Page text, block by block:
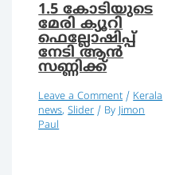
1.5 കോടിയുടെ
മേരി ക്യൂറി
ഫെല്ലോഷിപ്പ്
നേടി ആൻ
സണ്ണിക്ക്
Leave a Comment /Kerala
news,Slider/ ByJimon
Paul